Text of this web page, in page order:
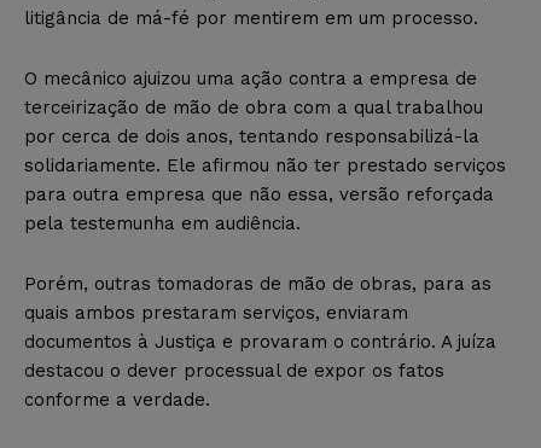
litigância de má-fé por mentirem em um processo.
O mecânico ajuizou uma ação contra a empresa de
terceirização de mão de obra com a qual trabalhou
por cerca de dois anos, tentando responsabilizá-la
solidariamente. Ele afirmou não ter prestado serviços
para outra empresa que não essa, versão reforçada
pela testemunha em audiência.
Porém, outras tomadoras de mão de obras, para as
quais ambos prestaram serviços, enviaram
documentos à Justiça e provaram o contrário. A juíza
destacou o dever processual de expor os fatos
conforme a verdade.